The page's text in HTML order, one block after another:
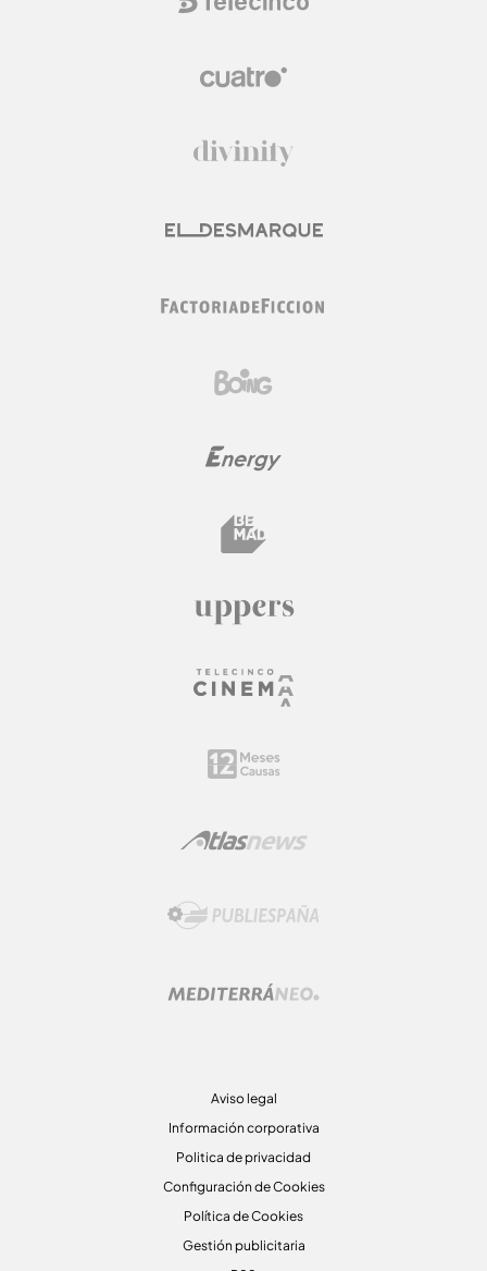
Aviso legal
Información corporativa
Politica de privacidad
Configuración de Cookies
Política de Cookies
Gestión publicitaria